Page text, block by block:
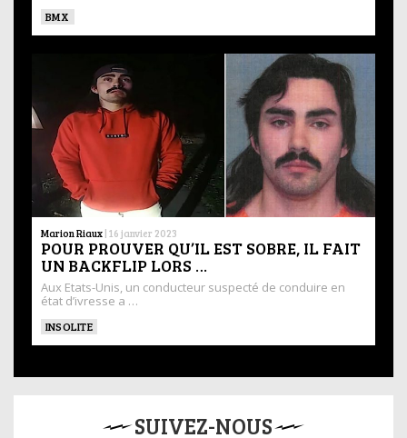
BMX
Marion Riaux | 16 janvier 2023
POUR PROUVER QU’IL EST SOBRE, IL FAIT
UN BACKFLIP LORS …
Aux Etats-Unis, un conducteur suspecté de conduire en
état d’ivresse a …
INSOLITE
SUIVEZ-NOUS